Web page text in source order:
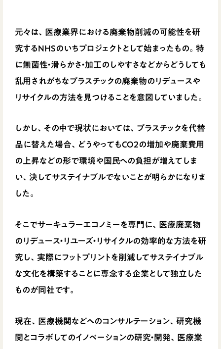
元々は、医療業界における廃棄物削減の可能性を研
究するNHSのいちプロジェクトとして始まったもの。特
に無菌性・滑らかさ・加工のしやすさなどからどうしても
乱用されがちなプラスチックの廃棄物のリデュースや
リサイクルの方法を見つけることを意図していました。
しかし、その中で現状においては、プラスチックを代替
品に替えた場合、どうやってもCO2の増加や廃棄費用
の上昇などの形で環境や国民への負担が増えてしま
い、決してサステイナブルでないことが明らかになりま
した。
そこでサーキュラーエコノミーを専門に、医療廃棄物
のリデュース・リユーズ・リサイクルの効率的な方法を研
究し、実際にフットプリントを削減してサステイナブル
な文化を構築することに専念する企業として独立した
ものが同社です。
現在、医療機関などへのコンサルテーション、研究機
関とコラボしてのイノベーションの研究・開発、医療業